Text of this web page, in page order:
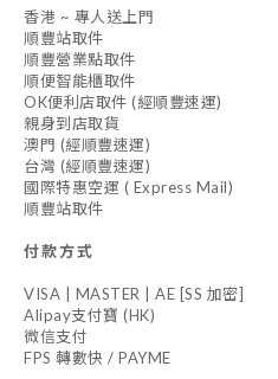
香港 ~ 專人送上門
順豐站取件
順豐營業點取件
順便智能櫃取件
OK便利店取件 (經順豐速運)
親身到店取貨
澳門 (經順豐速運)
台灣 (經順豐速運)
國際特惠空運 ( Express Mail)
順豐站取件
付款方式
VISA | MASTER | AE [SS 加密]
Alipay支付寶 (HK)
微信支付
FPS 轉數快 / PAYME